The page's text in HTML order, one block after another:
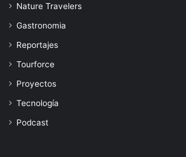
Nature Travelers
Gastronomia
Reportajes
Tourforce
Proyectos
Tecnología
Podcast